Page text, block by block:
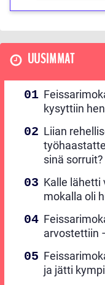
UUSIMMAT
kysyttiin
Liian
sinä sorruit?
Kalle lähetti
mokalla oli
arvostettiin
ja jätti